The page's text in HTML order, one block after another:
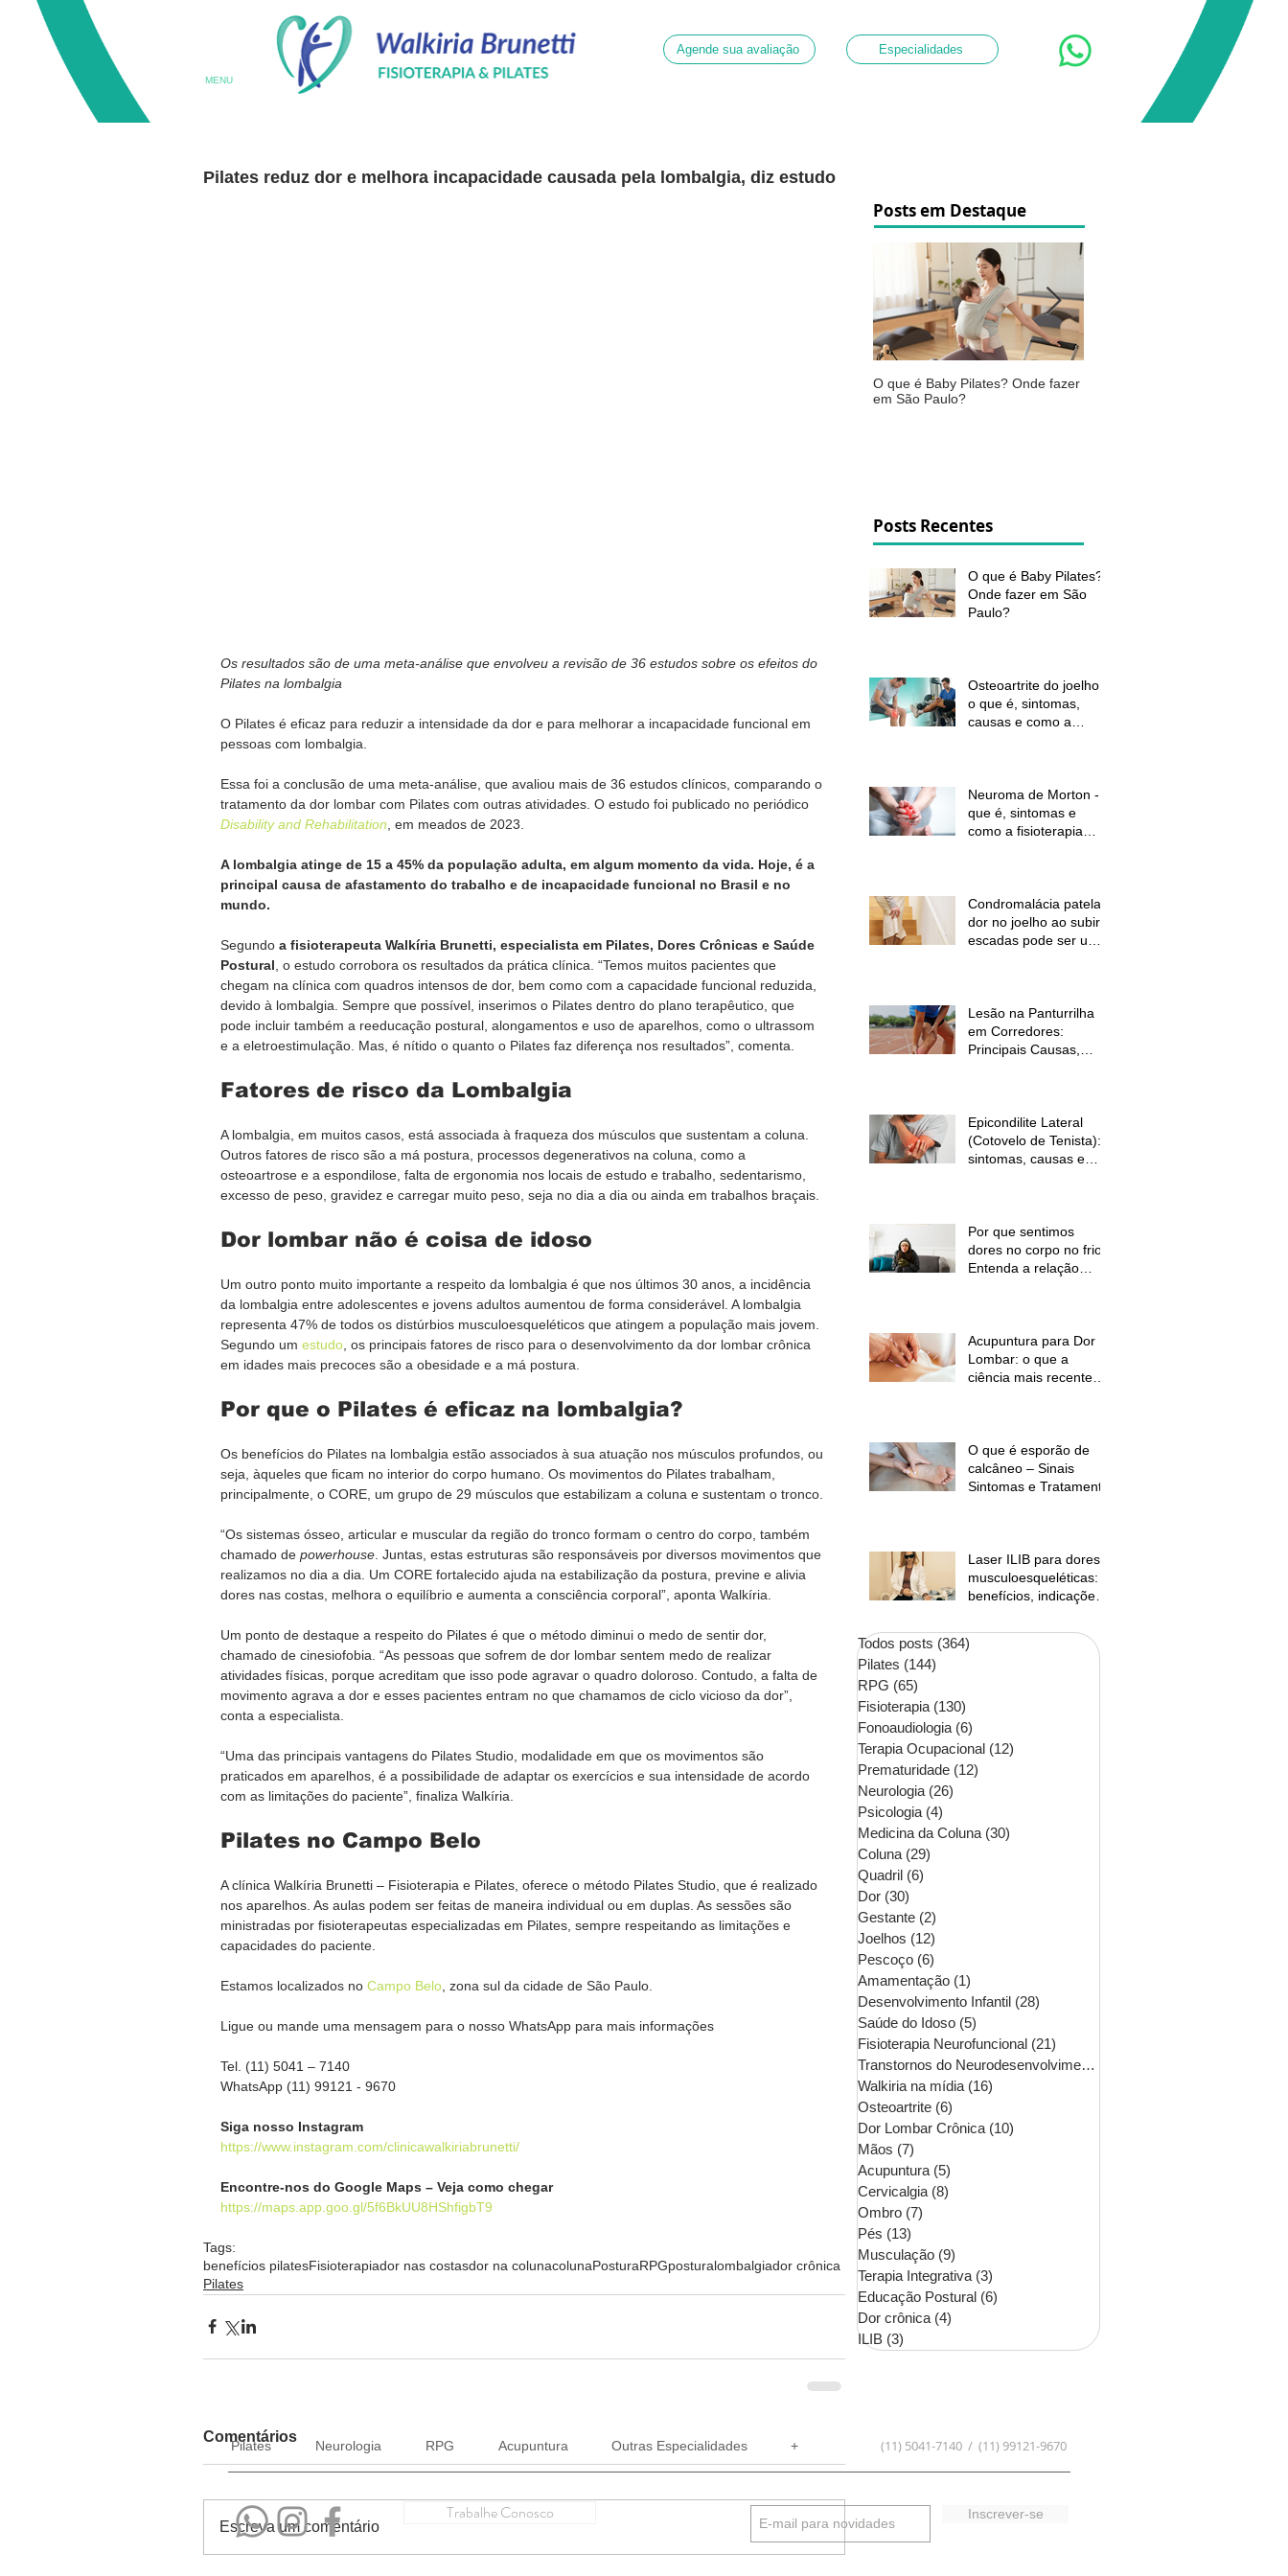
MENU
Agende sua avaliação Especialidades
Pilates reduz dor e melhora incapacidade causada pela lombalgia, diz estudo
Os resultados são de uma meta-análise que envolveu a revisão de 36 estudos sobre os efeitos do
Pilates na lombalgia
O Pilates é eficaz para reduzir a intensidade da dor e para melhorar a incapacidade funcional em
pessoas com lombalgia.
Essa foi a conclusão de uma meta-análise, que avaliou mais de 36 estudos clínicos, comparando o
tratamento da dor lombar com Pilates com outras atividades. O estudo foi publicado no periódico
Disability and Rehabilitation , em meados de 2023.
A lombalgia atinge de 15 a 45% da população adulta, em algum momento da vida. Hoje, é a
principal causa de afastamento do trabalho e de incapacidade funcional no Brasil e no
mundo.
Segundo a fisioterapeuta Walkíria Brunetti, especialista em Pilates, Dores Crônicas e Saúde
Postural , o estudo corrobora os resultados da prática clínica. “Temos muitos pacientes que
chegam na clínica com quadros intensos de dor, bem como com a capacidade funcional reduzida,
devido à lombalgia. Sempre que possível, inserimos o Pilates dentro do plano terapêutico, que
pode incluir também a reeducação postural, alongamentos e uso de aparelhos, como o ultrassom
e a eletroestimulação. Mas, é nítido o quanto o Pilates faz diferença nos resultados”, comenta.
Fatores de risco da Lombalgia
A lombalgia, em muitos casos, está associada à fraqueza dos músculos que sustentam a coluna.
Outros fatores de risco são a má postura, processos degenerativos na coluna, como a
osteoartrose e a espondilose, falta de ergonomia nos locais de estudo e trabalho, sedentarismo,
excesso de peso, gravidez e carregar muito peso, seja no dia a dia ou ainda em trabalhos braçais.
Dor lombar não é coisa de idoso
Um outro ponto muito importante a respeito da lombalgia é que nos últimos 30 anos, a incidência
da lombalgia entre adolescentes e jovens adultos aumentou de forma considerável. A lombalgia
representa 47% de todos os distúrbios musculoesqueléticos que atingem a população mais jovem.
Segundo um estudo , os principais fatores de risco para o desenvolvimento da dor lombar crônica
em idades mais precoces são a obesidade e a má postura.
Por que o Pilates é eficaz na lombalgia?
Os benefícios do Pilates na lombalgia estão associados à sua atuação nos músculos profundos, ou
seja, àqueles que ficam no interior do corpo humano. Os movimentos do Pilates trabalham,
principalmente, o CORE, um grupo de 29 músculos que estabilizam a coluna e sustentam o tronco.
“Os sistemas ósseo, articular e muscular da região do tronco formam o centro do corpo, também
chamado de powerhouse . Juntas, estas estruturas são responsáveis por diversos movimentos que
realizamos no dia a dia. Um CORE fortalecido ajuda na estabilização da postura, previne e alivia
dores nas costas, melhora o equilíbrio e aumenta a consciência corporal”, aponta Walkíria.
Um ponto de destaque a respeito do Pilates é que o método diminui o medo de sentir dor,
chamado de cinesiofobia. “As pessoas que sofrem de dor lombar sentem medo de realizar
atividades físicas, porque acreditam que isso pode agravar o quadro doloroso. Contudo, a falta de
movimento agrava a dor e esses pacientes entram no que chamamos de ciclo vicioso da dor”,
conta a especialista.
“Uma das principais vantagens do Pilates Studio, modalidade em que os movimentos são
praticados em aparelhos, é a possibilidade de adaptar os exercícios e sua intensidade de acordo
com as limitações do paciente”, finaliza Walkíria.
Pilates no Campo Belo
A clínica Walkíria Brunetti – Fisioterapia e Pilates, oferece o método Pilates Studio, que é realizado
nos aparelhos. As aulas podem ser feitas de maneira individual ou em duplas. As sessões são
ministradas por fisioterapeutas especializadas em Pilates, sempre respeitando as limitações e
capacidades do paciente.
Estamos localizados no Campo Belo , zona sul da cidade de São Paulo.
Ligue ou mande uma mensagem para o nosso WhatsApp para mais informações
Tel. (11) 5041 – 7140
WhatsApp (11) 99121 - 9670
Siga nosso Instagram
https://www.instagram.com/clinicawalkiriabrunetti/
Encontre-nos do Google Maps – Veja como chegar
https://maps.app.goo.gl/5f6BkUU8HShfigbT9
Tags:
benefícios pilatesFisioterapiador nas costasdor na colunacolunaPosturaRPGposturalombalgiador crônica
Pilates
Comentários
Escreva um comentário
Posts em Destaque
O que é Baby Pilates? Onde fazer
em São Paulo?
Posts Recentes
O que é Baby Pilates?
Onde fazer em São
Paulo?
Osteoartrite do joelho:
o que é, sintomas,
causas e como a
Neuroma de Morton - o
que é, sintomas e
como a fisioterapia
Condromalácia patelar:
dor no joelho ao subir
escadas pode ser um
Lesão na Panturrilha
em Corredores:
Principais Causas,
Epicondilite Lateral
(Cotovelo de Tenista):
sintomas, causas e
Por que sentimos
dores no corpo no frio?
Entenda a relação
Acupuntura para Dor
Lombar: o que a
ciência mais recente
O que é esporão de
calcâneo – Sinais
Sintomas e Tratamento
Laser ILIB para dores
musculoesqueléticas:
benefícios, indicações
Todos posts (364)
Pilates (144)
RPG (65)
Fisioterapia (130)
Fonoaudiologia (6)
Terapia Ocupacional (12)
Prematuridade (12)
Neurologia (26)
Psicologia (4)
Medicina da Coluna (30)
Coluna (29)
Quadril (6)
Dor (30)
Gestante (2)
Joelhos (12)
Pescoço (6)
Amamentação (1)
Desenvolvimento Infantil (28)
Saúde do Idoso (5)
Fisioterapia Neurofuncional (21)
Transtornos do Neurodesenvolvimento
Walkiria na mídia (16)
Osteoartrite (6)
Dor Lombar Crônica (10)
Mãos (7)
Acupuntura (5)
Cervicalgia (8)
Ombro (7)
Pés (13)
Musculação (9)
Terapia Integrativa (3)
Educação Postural (6)
Dor crônica (4)
ILIB (3)
(11) 5041-7140 / (11) 99121-9670
Pilates Neurologia RPG Acupuntura Outras Especialidades +
Trabalhe Conosco Inscrever-se